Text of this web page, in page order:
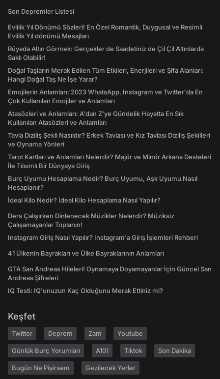
Son Depremler Listesi
Evlilik Yıl Dönümü Sözleri! En Özel Romantik, Duygusal ve Resimli
Evlilik Yıl dönümü Mesajları
Rüyada Altın Görmek: Gerçekler de Saadetiniz de Çil Çil Altınlarda
Saklı Olabilir!
Doğal Taşların Merak Edilen Tüm Etkileri, Enerjileri ve Şifa Alanları:
Hangi Doğal Taş Ne İşe Yarar?
Emojilerin Anlamları: 2023 WhatsApp, Instagram ve Twitter'da En
Çok Kullanılan Emojiler ve Anlamları
Atasözleri ve Anlamları: A'dan Z'ye Gündelik Hayatta En Sık
Kullanılan Atasözleri ve Anlamları
Tavla Diziliş Şekli Nasıldır? Erkek Tavlası ve Kız Tavlası Diziliş Şekilleri
ve Oynama Yönleri
Tarot Kartları ve Anlamları Nelerdir? Majör ve Minör Arkana Desteleri
İle Tılsımlı Bir Dünyaya Giriş
Burç Uyumu Hesaplama Nedir? Burç Uyumu, Aşk Uyumu Nasıl
Hesaplanır?
İdeal Kilo Nedir? İdeal Kilo Hesaplama Nasıl Yapılır?
Ders Çalışırken Dinlenecek Müzikler Nelerdir? Müziksiz
Çalışamayanlar Toplanın!
Instagram Giriş Nasıl Yapılır? Instagram'a Giriş İşlemleri Rehberi
41 Ülkenin Bayrakları ve Ülke Bayraklarının Anlamları
GTA San Andreas Hileleri! Oynamaya Doyamayanlar İçin Güncel San
Andreas Şifreleri
IQ Testi: IQ'unuzun Kaç Olduğunu Merak Ettiniz mi?
Keşfet
Twitter Deprem Zam Youtube
Günlük Burç Yorumları A101 Tiktok Son Dakika
Bugün Ne Pişirsem Gezilecek Yerler